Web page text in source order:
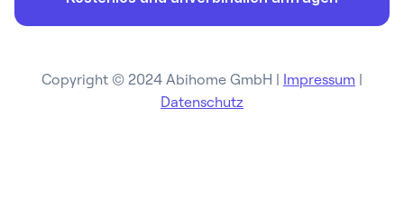
Copyright © 2024 Abihome GmbH | Impressum |
Datenschutz